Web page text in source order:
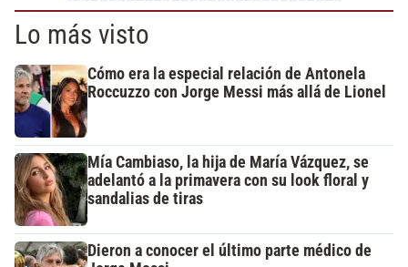
Lo más visto
Cómo era la especial relación de Antonela
Roccuzzo con Jorge Messi más allá de Lionel
Mía Cambiaso, la hija de María Vázquez, se
adelantó a la primavera con su look floral y
sandalias de tiras
Dieron a conocer el último parte médico de